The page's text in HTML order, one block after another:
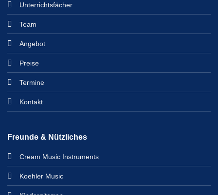
Unterrichtsfächer
Team
Angebot
Preise
Termine
Kontakt
Freunde & Nützliches
Cream Music Instruments
Koehler Music